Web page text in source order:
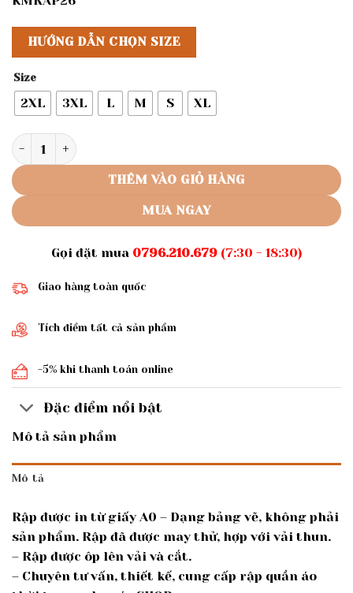
HƯỚNG DẪN CHỌN SIZE
Size
2XL 3XL L M S XL
Rập giấy A0 áo thun nam mã B42 số lượng
THÊM VÀO GIỎ HÀNG
MUA NGAY
Gọi đặt mua 0796.210.679(7:30 - 18:30)
Giao hàng toàn quốc
Tích điểm tất cả sản phẩm
-5% khi thanh toán online
Đặc điểm nổi bật
Mô tả sản phẩm
Mô tả
Rập được in từ giấy A0 – Dạng bảng vẽ, không phải
sản phẩm. Rập đã được may thử, hợp với vải thun.
– Rập được ôp lên vải và cắt.
– Chuyên tư vấn, thiết kế, cung cấp rập quần áo